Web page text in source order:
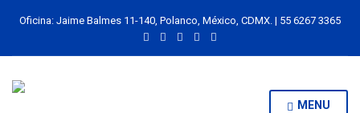
Oficina: Jaime Balmes 11-140, Polanco, México, CDMX. | 55 6267 3365
MENU